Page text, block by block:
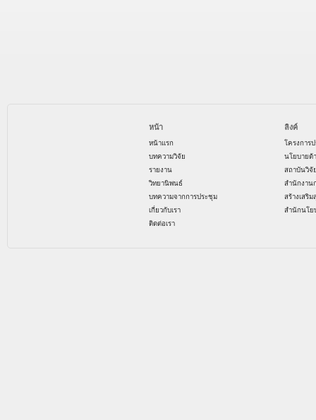
หน้า
หน้าแรก
บทความวิจัย
รายงาน
วิทยานิพนธ์
บทความจากการประชุม
เกี่ยวกับเรา
ติดต่อเรา
ลิงค์
โครงการ
นโยบายด้
สถาบันวิจั
สำนักงาน
สร้างเสริ
สำนักนโย